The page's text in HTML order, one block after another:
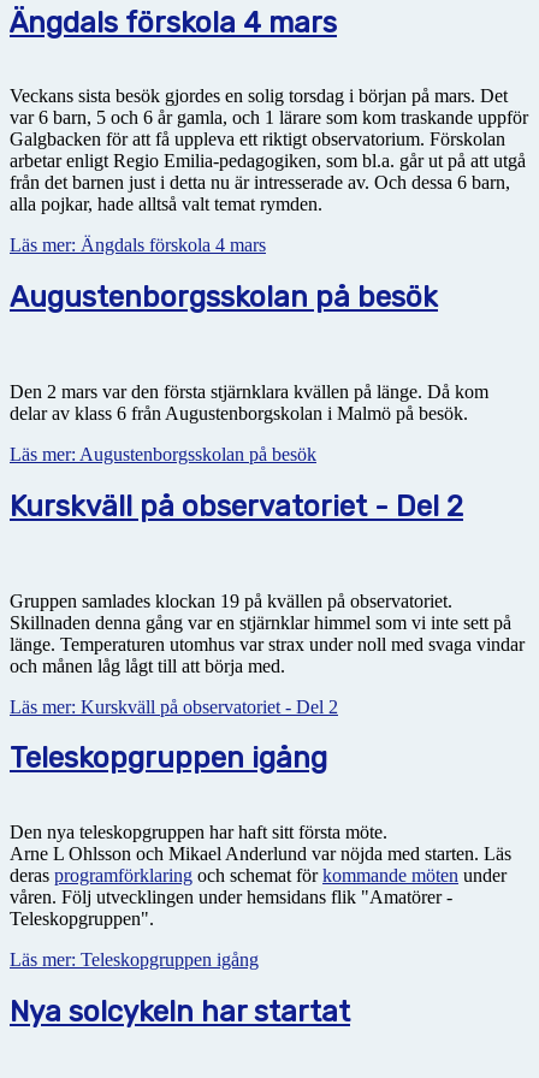
Ängdals förskola 4 mars
Veckans sista besök gjordes en solig torsdag i början på mars. Det
var 6 barn, 5 och 6 år gamla, och 1 lärare som kom traskande uppför
Galgbacken för att få uppleva ett riktigt observatorium. Förskolan
arbetar enligt Regio Emilia-pedagogiken, som bl.a. går ut på att utgå
från det barnen just i detta nu är intresserade av. Och dessa 6 barn,
alla pojkar, hade alltså valt temat rymden.
Läs mer: Ängdals förskola 4 mars
Augustenborgsskolan på besök
Den 2 mars var den första stjärnklara kvällen på länge. Då kom
delar av klass 6 från Augustenborgskolan i Malmö på besök.
Läs mer: Augustenborgsskolan på besök
Kurskväll på observatoriet - Del 2
Gruppen samlades klockan 19 på kvällen på observatoriet.
Skillnaden denna gång var en stjärnklar himmel som vi inte sett på
länge. Temperaturen utomhus var strax under noll med svaga vindar
och månen låg lågt till att börja med.
Läs mer: Kurskväll på observatoriet - Del 2
Teleskopgruppen igång
Den nya teleskopgruppen har haft sitt första möte.
Arne L Ohlsson och Mikael Anderlund var nöjda med starten. Läs
deras programförklaring och schemat förkommande möten under
våren. Följ utvecklingen under hemsidans flik "Amatörer -
Teleskopgruppen".
Läs mer: Teleskopgruppen igång
Nya solcykeln har startat